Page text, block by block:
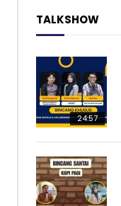
TALKSHOW
24:57